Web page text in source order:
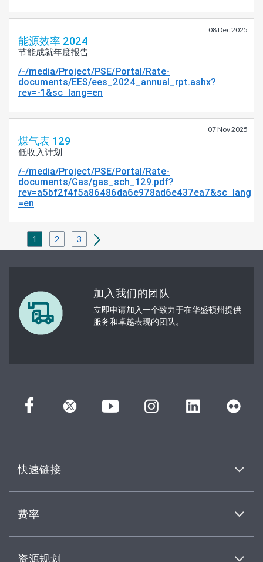
08 Dec 2025
能源效率 2024
节能成就年度报告
/-/media/Project/PSE/Portal/Rate-
documents/EES/ees_2024_annual_rpt.ashx?
rev=-1&sc_lang=en
07 Nov 2025
煤气表 129
低收入计划
/-/media/Project/PSE/Portal/Rate-
documents/Gas/gas_sch_129.pdf?
rev=a5bf2f4f5a86486da6e978ad6e437ea7&sc_lang
=en
1 2 3
加入我们的团队
立即申请加入一个致力于在华盛顿州提供
服务和卓越表现的团队。
快速链接
费率
资源规划